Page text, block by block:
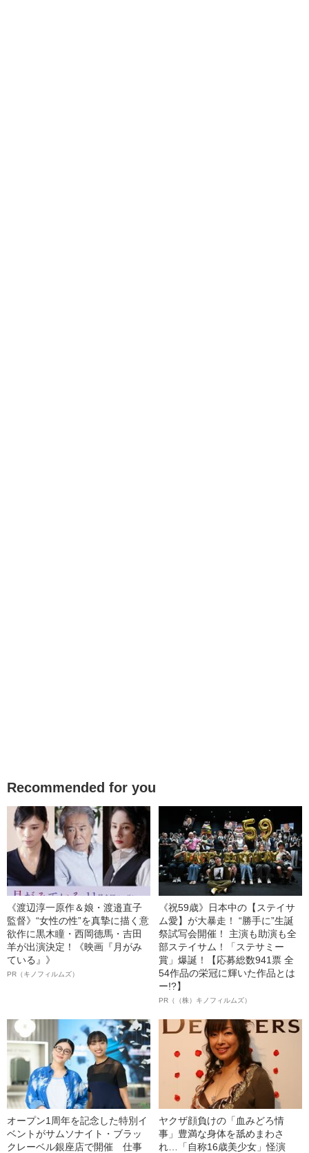
Recommended for you
《渡辺淳一原作＆娘・渡邉直子
監督》“女性の性”を真摯に描く意
欲作に黒木瞳・西岡德馬・吉田
羊が出演決定！《映画『月がみ
ている』》
PR（キノフィルムズ）
《祝59歳》日本中の【ステイサ
ム愛】が大暴走！ “勝手に”生誕
祭試写会開催！ 主演も助演も全
部ステイサム！「ステサミー
賞」爆誕！【応募総数941票 全
54作品の栄冠に輝いた作品とは
ー!?】
PR（（株）キノフィルムズ）
オープン1周年を記念した特別イ
ベントがサムソナイト・ブラッ
クレーベル銀座店で開催 仕事
ヤクザ顔負けの「血みどろ情
事」豊満な身体を舐めまわさ
れ…「自称16歳美少女」怪演